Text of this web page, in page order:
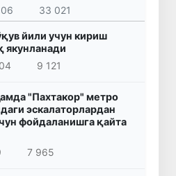
33 021
йили учун кириш
якунланади
9 121
"Пахтакор" метро
эскалаторлардан
фойдаланишга қайта
7 965